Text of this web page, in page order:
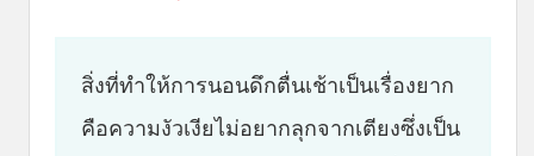
สิ่งที่ทำให้การนอนดึกตื่นเช้าเป็นเรื่องยาก
คือความงัวเงียไม่อยากลุกจากเตียงซึ่งเป็น